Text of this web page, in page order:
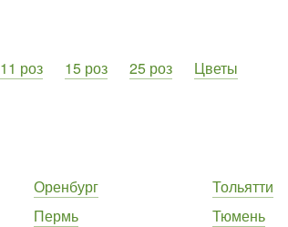
11 роз 15 роз 25 роз Цветы
Оренбург
Пермь
Тольятти
Тюмень